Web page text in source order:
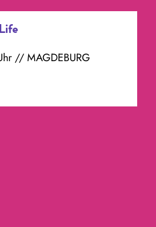
// MAGDEBURG